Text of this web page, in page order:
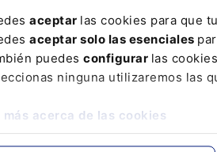
aceptar las cookies para que
aceptar solo las esenciales
puedes configurar las
ninguna utilizaremos las
más acerca de las cookies
y
Nuevas patologías
anticipación de la
de trabajadores